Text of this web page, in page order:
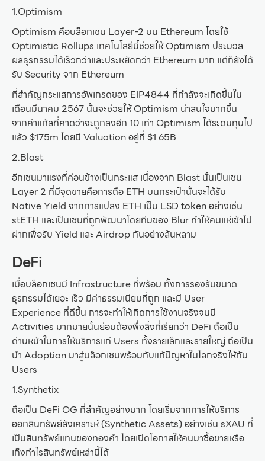
1.Optimism
Optimism คือบล็อกเชน Layer-2 บน Ethereum โดยใช้
Optimistic Rollups เทคโนโลยีนี้ช่วยให้ Optimism ประมวล
ผลธุรกรรมได้เร็วกว่าและประหยัดกว่า Ethereum มาก แต่ก็ยังได้
รับ Security จาก Ethereum
ที่สำคัญกระแสการอัพเกรดของ EIP4844 ที่กำลังจะเกิดขึ้นใน
เดือนมีนาคม 2567 นั้นจะช่วยให้ Optimism น่าสนใจมากขึ้น
จากค่าแก้สที่คาดว่าจะถูกลงอีก 10 เท่า Optimism ได้ระดมทุนไป
แล้ว $175m โดยมี Valuation อยู่ที่ $1.65B
2.Blast
อีกเชนมาแรงที่ค่อนข้างเป็นกระแส เนื่องจาก Blast นั้นเป็นเชน
Layer 2 ที่มีจุดขายคือการถือ ETH บนกระเป๋านั้นจะได้รับ
Native Yield จากการแปลง ETH เป็น LSD token อย่างเช่น
stETH และเป็นเชนที่ถูกพัฒนาโดยทีมของ Blur ทำให้คนแห่เข้าไป
ฝากเพื่อรับ Yield และ Airdrop กันอย่างล้นหลาม
DeFi
เมื่อบล็อกเชนมี Infrastructure ที่พร้อม ทั้งการรองรับขนาด
ธุรกรรมได้เยอะ เร็ว มีค่าธรรมเนียมที่ถูก และมี User
Experience ที่ดีขึ้น การจะทำให้เกิดการใช้งานจริงจนมี
Activities มากมายนั้นย่อมต้องพึ่งสิ่งที่เรียกว่า DeFi ถือเป็น
ด่านหน้าในการให้บริการแก่ Users ทั้งรายเล็กและรายใหญ่ ถือเป็น
นำ Adoption มาสู่บล็อกเชนพร้อมกับแก้ปัญหาในโลกจริงให้กับ
Users
1.Synthetix
ถือเป็น DeFi OG ที่สำคัญอย่างมาก โดยเริ่มจากการให้บริการ
ออกสินทรัพย์สังเคราะห์ (Synthetic Assets) อย่างเช่น sXAU ที่
เป็นสินทรัพย์แทนของทองคำ โดยเปิดโอกาสให้คนมาซื้อขายหรือ
เก็งกำไรสินทรัพย์เหล่านี้ได้